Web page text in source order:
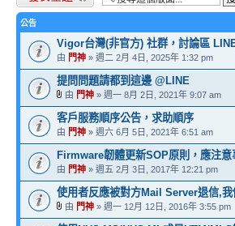
公告
Vigor台灣(非官方) 社群，討論區
由 門神 » 週二 2月 4日, 2025年 1:32 pm
提問問題請都到這邊 @LINE
由 門神 » 週一 8月 2日, 2021年 9:07 am
客戶服務順序公告，求助順序
由 門神 » 週六 6月 5日, 2021年 6:51 am
Firmware韌體更新SOP原則，應注意
由 門神 » 週五 2月 3日, 2017年 12:21 pm
使用者反應被對方Mail Server退信,
由 門神 » 週一 12月 12日, 2016年 3:55 pm